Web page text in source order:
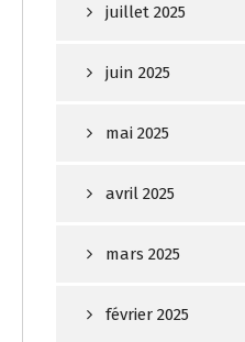
juillet 2025
juin 2025
mai 2025
avril 2025
mars 2025
février 2025